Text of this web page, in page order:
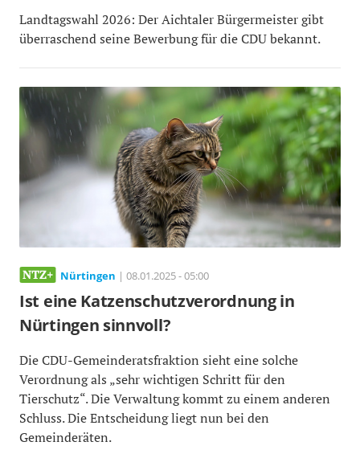
Landtagswahl 2026: Der Aichtaler Bürgermeister gibt
überraschend seine Bewerbung für die CDU bekannt.
Nürtingen | 08.01.2025 - 05:00
Ist eine Katzenschutzverordnung in
Nürtingen sinnvoll?
Die CDU-Gemeinderatsfraktion sieht eine solche
Verordnung als „sehr wichtigen Schritt für den
Tierschutz“. Die Verwaltung kommt zu einem anderen
Schluss. Die Entscheidung liegt nun bei den
Gemeinderäten.